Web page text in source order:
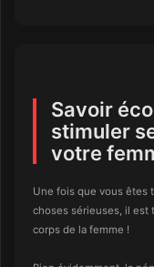
Savoir
stimuler
votre
Une fois que vous êtes
choses sérieuses, il est
corps de la femme !